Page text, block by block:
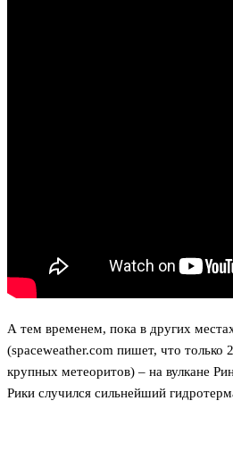
А тем временем, пока в других
(spaceweather.com пишет, что только
крупных метеоритов) – на вулкане
Рики случился сильнейший